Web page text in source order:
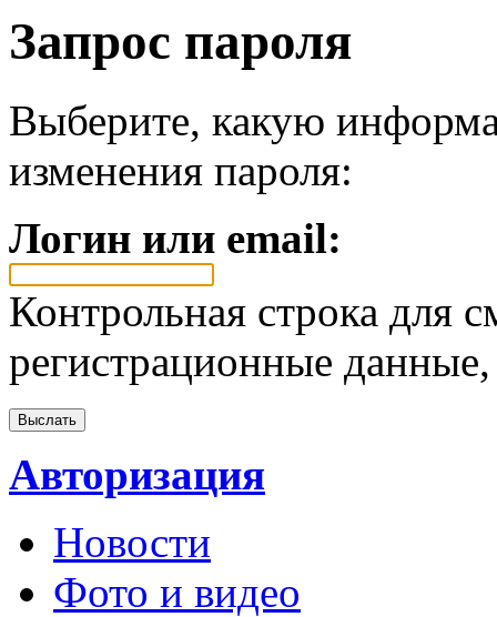
Запрос пароля
Выберите, какую
изменения пароля:
Логин или email:
Контрольная строка для
регистрационные
Авторизация
Новости
Фото и видео